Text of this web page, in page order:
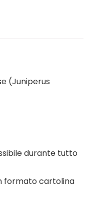
(Juniperus
durante tutto
formato cartolina